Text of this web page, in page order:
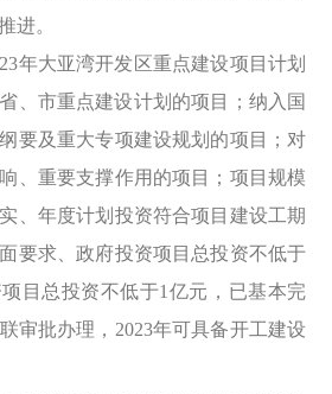
进。
大亚湾开发区重点建设项目计划
、市重点建设计划的项目；纳入国
要及重大专项建设规划的项目；对
、重要支撑作用的项目；项目规模
、年度计划投资符合项目建设工期
要求、政府投资项目总投资不低于
目总投资不低于1亿元，已基本完
审批办理，2023年可具备开工建设